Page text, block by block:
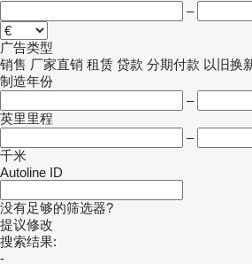
–
广告类型
销售 厂家直销 租赁 贷款 分期付款 以旧换
制造年份
–
英里里程
–
千米
Autoline ID
没有足够的筛选器?
提议修改
搜索结果:
-